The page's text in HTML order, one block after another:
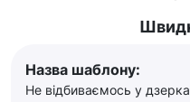
Назва шаблону:
Не відбиваємось у